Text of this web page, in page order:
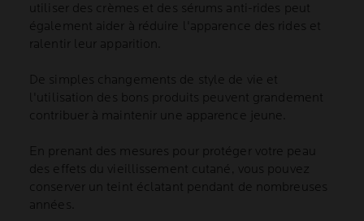
utiliser des crèmes et des sérums anti-rides peut
également aider à réduire l'apparence des rides et
ralentir leur apparition.
De simples changements de style de vie et
l'utilisation des bons produits peuvent grandement
contribuer à maintenir une apparence jeune.
En prenant des mesures pour protéger votre peau
des effets du vieillissement cutané, vous pouvez
conserver un teint éclatant pendant de nombreuses
années.